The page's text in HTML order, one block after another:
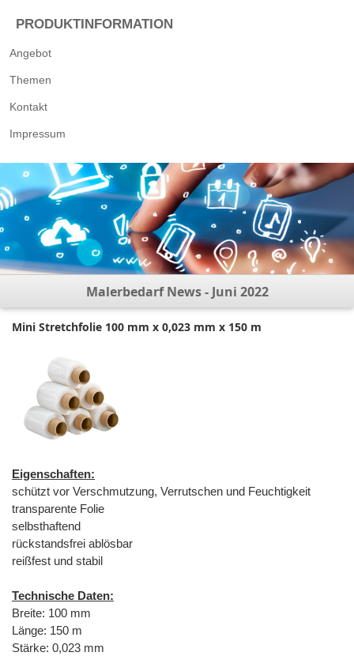
PRODUKTINFORMATION
Angebot
Themen
Kontakt
Impressum
Malerbedarf News - Juni 2022
Mini Stretchfolie 100 mm x 0,023 mm x 150 m
Eigenschaften:
schützt vor Verschmutzung, Verrutschen und Feuchtigkeit
transparente Folie
selbsthaftend
rückstandsfrei ablösbar
reißfest und stabil
Technische Daten:
Breite: 100 mm
Länge: 150 m
Stärke: 0,023 mm